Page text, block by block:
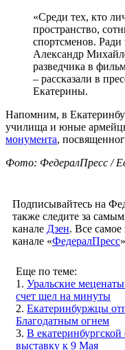
«Среди тех, кто
пространство,
спортсменов.
Александр
разведчика в
– рассказали в
Екатерины.
Напомним, в
училища и юные
монумента,
Фото: ФедералПресс /
Подписывайтесь на
также следите за
канале Дзен. Все
канале «ФедералПресс
Еще по теме:
1. Уральские
счет шел на минуты
2. Екатеринбуржцы
Благодатным огнем
3. В
выставку к 9 Мая